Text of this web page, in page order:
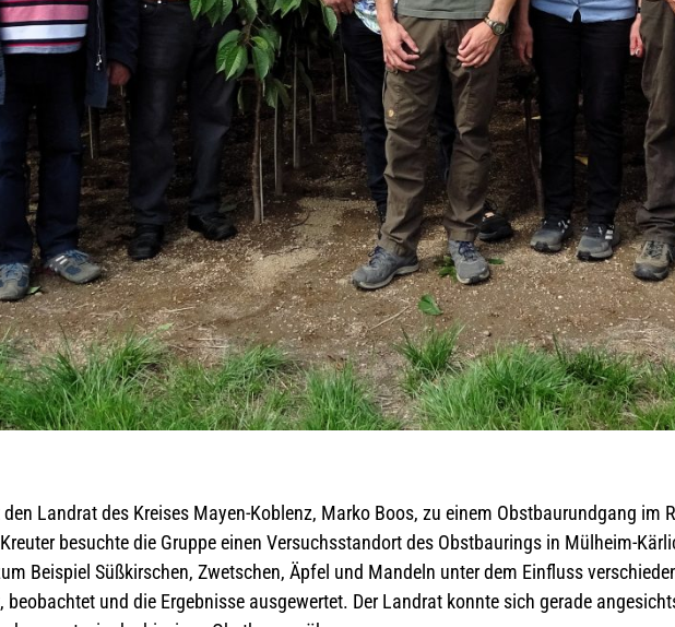
Landrat des Kreises Mayen-Koblenz, Marko Boos, zu einem Obstbaurundgang im
besuchte die Gruppe einen Versuchsstandort des Obstbaurings in Mülheim-
Beispiel Süßkirschen, Zwetschen, Äpfel und Mandeln unter dem Einfluss
und die Ergebnisse ausgewertet. Der Landrat konnte sich gerade